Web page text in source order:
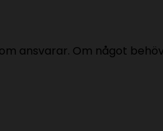
ansvarar. Om något